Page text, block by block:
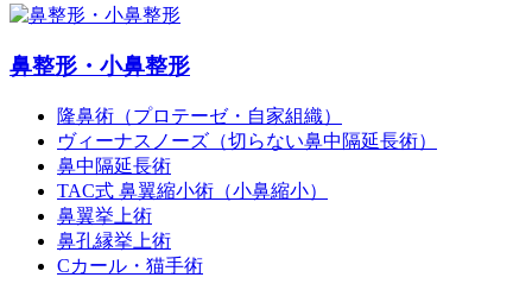
鼻整形・小鼻整形
隆鼻術（プロテーゼ・自家組織）
ヴィーナスノーズ（切らない鼻中隔延長術）
鼻中隔延長術
TAC式 鼻翼縮小術（小鼻縮小）
鼻翼挙上術
鼻孔縁挙上術
Cカール・猫手術